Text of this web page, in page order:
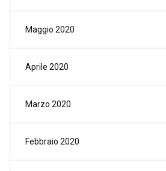
Maggio 2020
Aprile 2020
Marzo 2020
Febbraio 2020